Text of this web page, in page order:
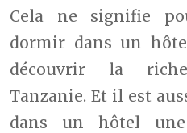
Cela ne signifie
dormir dans un
découvrir la
Tanzanie. Et il est
dans un hôtel